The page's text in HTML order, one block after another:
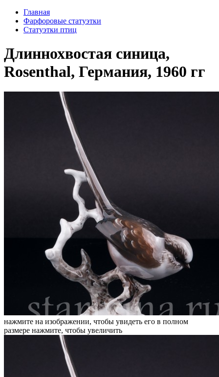
Главная
Фарфоровые статуэтки
Cтатуэтки птиц
Длиннохвостая синица,
Rosenthal, Германия, 1960 гг
нажмите на изображении, чтобы увидеть его в полном
размере нажмите, чтобы увеличить